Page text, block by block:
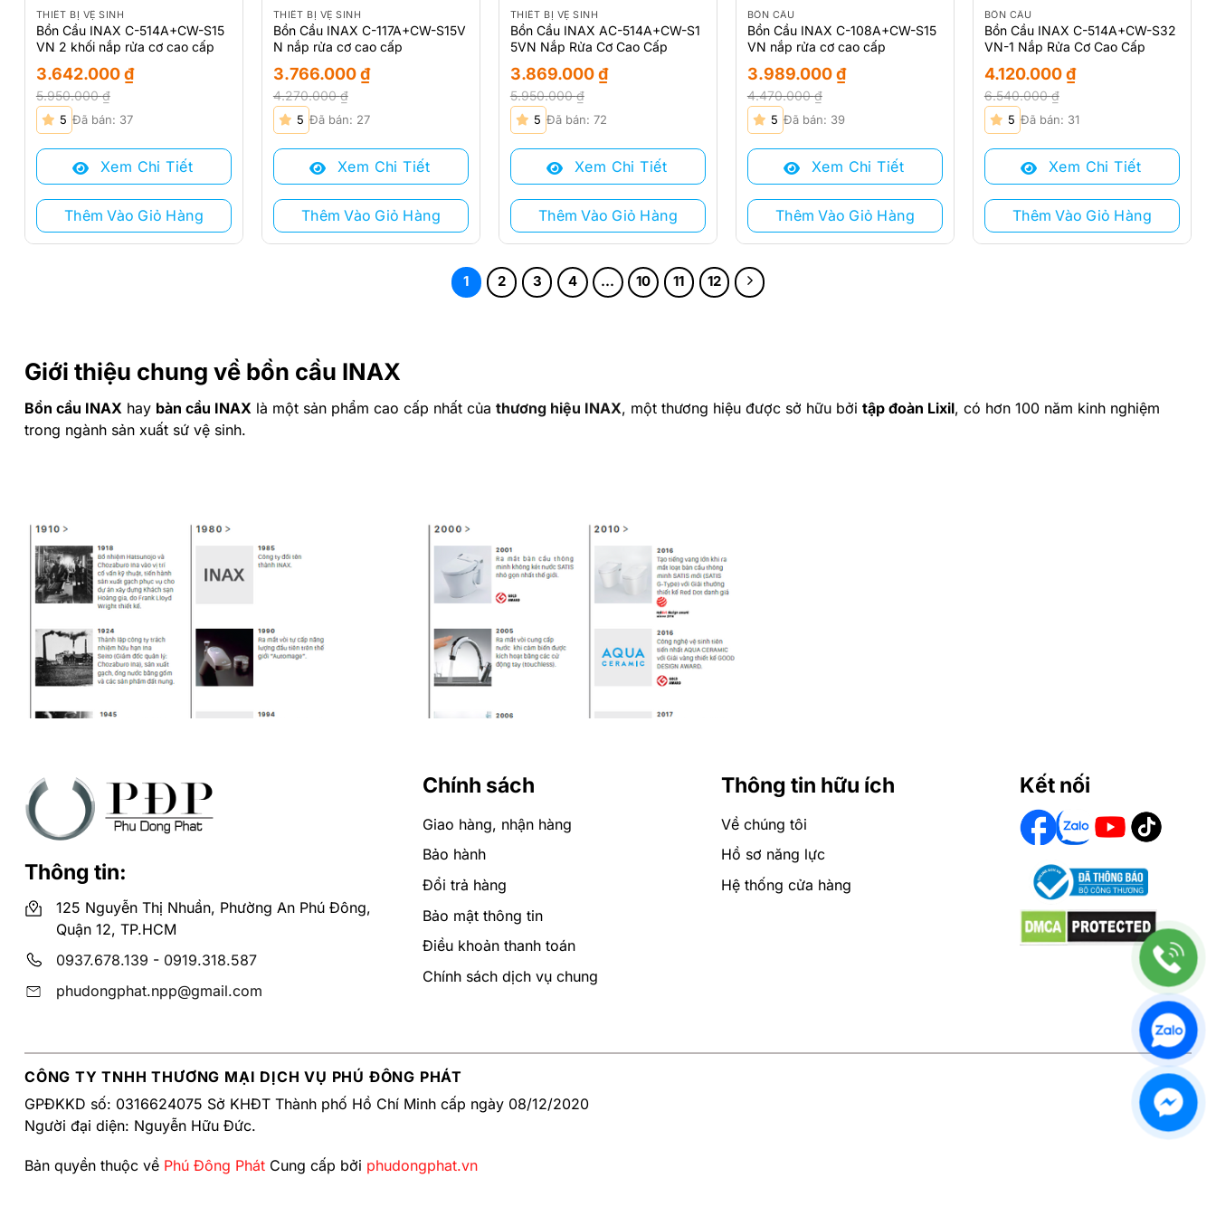
Giới thiệu chung về bồn cầu INAX
Bồn cầu INAX hay bàn cầu INAX là một sản phẩm cao cấp nhất của thương hiệu INAX, một thương hiệu được sở hữu bởi tập đoàn Lixil, có hơn 100 năm kinh nghiệm
trong ngành sản xuất sứ vệ sinh.
Bàn cầu INAXđược coi là một trong những thiết bị vệ sinh quan trọng nhất trong nhà tắm, đảm bảo vệ sinh và tiện nghi cho người sử dụng. Với thiết kế và tính năng tiên
tiến, bồn cầu INAX mang lại sự thoải mái và tiện lợi cho người dùng, là một lựa chọn tuyệt vời cho mỗi gia đình.
Ưu điểm của bồn cầu INAX
Chất lượng và độ bền:các dòng bồn cầu INAX được biết đến với chất lượng sản phẩm cao cấp và độ bền vượt trội. Các bồn cầu INAX thường được sản xuất từ các vật
THIẾT BỊ VỆ SINH
Bồn Cầu INAX C-514A+CW-S15
VN 2 khối nắp rửa cơ cao cấp
5.950.000₫
Giá
gốc
là:
5.950.000 ₫.
3.642.000₫
Giá
hiện
tại
3.642.000 ₫.
5 Đã bán: 37
Xem Chi Tiết
Thêm Vào Giỏ Hàng
THIẾT BỊ VỆ SINH
Bồn Cầu INAX C-117A+CW-S15V
N nắp rửa cơ cao cấp
4.270.000₫
Giá
gốc
là:
4.270.000 ₫.
3.766.000₫
Giá
hiện
tại
3.766.000 ₫.
5 Đã bán: 27
Xem Chi Tiết
Thêm Vào Giỏ Hàng
THIẾT BỊ VỆ SINH
Bồn Cầu INAX AC-514A+CW-S1
5VN Nắp Rửa Cơ Cao Cấp
5.950.000₫
Giá
gốc
là:
5.950.000 ₫.
3.869.000₫
Giá
hiện
tại
3.869.000 ₫.
5 Đã bán: 72
Xem Chi Tiết
Thêm Vào Giỏ Hàng
BỒN CẦU
Bồn Cầu INAX C-108A+CW-S15
VN nắp rửa cơ cao cấp
4.470.000₫
Giá
gốc
là:
4.470.000 ₫.
3.989.000₫
Giá
hiện
tại
3.989.000 ₫.
5 Đã bán: 39
Xem Chi Tiết
Thêm Vào Giỏ Hàng
BỒN CẦU
Bồn Cầu INAX C-514A+CW-S32
VN-1 Nắp Rửa Cơ Cao Cấp
6.540.000₫
Giá
gốc
là:
6.540.000 ₫.
4.120.000₫
Giá
hiện
tại
4.120.000 ₫.
5 Đã bán: 31
Xem Chi Tiết
Thêm Vào Giỏ Hàng
1 2 3 4 … 10 11 12
Thông tin:
125 Nguyễn Thị Nhuần, Phường An Phú Đông,
Quận 12, TP.HCM
0937.678.139 - 0919.318.587
phudongphat.npp@gmail.com
Chính sách
Giao hàng, nhận hàng
Bảo hành
Đổi trả hàng
Bảo mật thông tin
Điều khoản thanh toán
Chính sách dịch vụ chung
Thông tin hữu ích
Về chúng tôi
Hồ sơ năng lực
Hệ thống cửa hàng
Kết nối
CÔNG TY TNHH THƯƠNG MẠI DỊCH VỤ PHÚ ĐÔNG PHÁT
GPĐKKD số: 0316624075 Sở KHĐT Thành phố Hồ Chí Minh cấp ngày 08/12/2020
Người đại diện: Nguyễn Hữu Đức.
Bản quyền thuộc về Phú Đông Phát Cung cấp bởi phudongphat.vn